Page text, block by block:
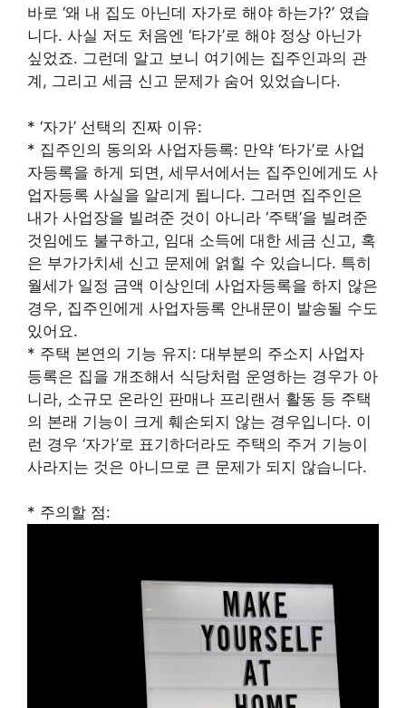
바로 ‘왜 내 집도 아닌데 자가로 해야 하는가?’ 였습
니다. 사실 저도 처음엔 ‘타가’로 해야 정상 아닌가
싶었죠. 그런데 알고 보니 여기에는 집주인과의 관
계, 그리고 세금 신고 문제가 숨어 있었습니다.
* ‘자가’ 선택의 진짜 이유:
* 집주인의 동의와 사업자등록: 만약 ‘타가’로 사업
자등록을 하게 되면, 세무서에서는 집주인에게도 사
업자등록 사실을 알리게 됩니다. 그러면 집주인은
내가 사업장을 빌려준 것이 아니라 ‘주택’을 빌려준
것임에도 불구하고, 임대 소득에 대한 세금 신고, 혹
은 부가가치세 신고 문제에 얽힐 수 있습니다. 특히
월세가 일정 금액 이상인데 사업자등록을 하지 않은
경우, 집주인에게 사업자등록 안내문이 발송될 수도
있어요.
* 주택 본연의 기능 유지: 대부분의 주소지 사업자
등록은 집을 개조해서 식당처럼 운영하는 경우가 아
니라, 소규모 온라인 판매나 프리랜서 활동 등 주택
의 본래 기능이 크게 훼손되지 않는 경우입니다. 이
런 경우 ‘자가’로 표기하더라도 주택의 주거 기능이
사라지는 것은 아니므로 큰 문제가 되지 않습니다.
* 주의할 점: